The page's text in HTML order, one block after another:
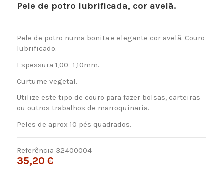
Pele de potro lubrificada, cor avelã.
Pele de potro numa bonita e elegante cor avelã. Couro
lubrificado.
Espessura 1,00- 1,10mm.
Curtume vegetal.
Utilize este tipo de couro para fazer bolsas, carteiras
ou outros trabalhos de marroquinaria.
Peles de aprox 10 pés quadrados.
Referência 32400004
35,20 €